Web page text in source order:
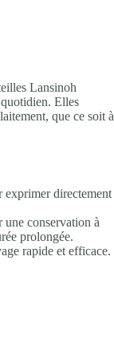
Lansinoh
Elles
que ce soit à
exprimer directement
une conservation à
prolongée.
rapide et efficace.